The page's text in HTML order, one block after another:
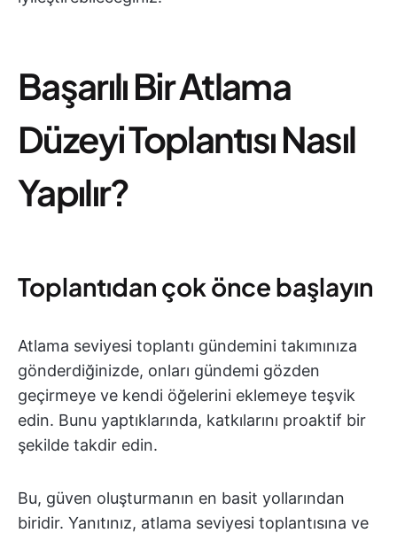
Başarılı Bir Atlama
Düzeyi Toplantısı Nasıl
Yapılır?
Toplantıdan çok önce başlayın
Atlama seviyesi toplantı gündemini takımınıza
gönderdiğinizde, onları gündemi gözden
geçirmeye ve kendi öğelerini eklemeye teşvik
edin. Bunu yaptıklarında, katkılarını proaktif bir
şekilde takdir edin.
Bu, güven oluşturmanın en basit yollarından
biridir. Yanıtınız, atlama seviyesi toplantısına ve